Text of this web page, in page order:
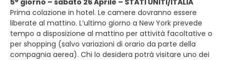
5° giorno – sabato 26 Aprile – STATI UNITI/ITALIA
Prima colazione in hotel. Le camere dovranno essere
liberate al mattino. L’ultimo giorno a New York prevede
tempo a disposizione al mattino per attività facoltative o
per shopping (salvo variazioni di orario da parte della
compagnia aerea). Chi lo desidera potrà visitare uno dei